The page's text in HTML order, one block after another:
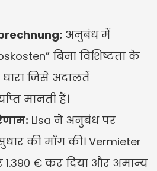
अनुबंध में
बिना विशिष्टता के
जिसे अदालतें
मानती हैं।
Lisa ने अनुबंध पर
की माँग की। Vermieter
1.390 € कर दिया और अमान्य